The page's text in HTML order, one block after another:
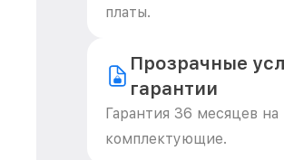
платы.
Прозрачные
гарантии
Гарантия 36 месяцев
комплектующие.